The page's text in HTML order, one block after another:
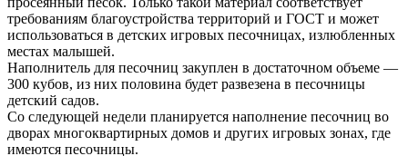
требованиям благоустройства территорий и ГОСТ и может
использоваться в детских игровых песочницах, излюбленных
местах малышей.
Наполнитель для песочниц закуплен в достаточном объеме —
300 кубов, из них половина будет развезена в песочницы
детский садов.
Со следующей недели планируется наполнение песочниц во
дворах многоквартирных домов и других игровых зонах, где
имеются песочницы.